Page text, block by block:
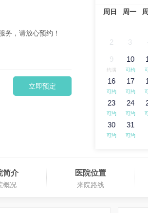
务，请放心预约！
立即预定
周日 周一
2 3
9
约满
10
可约
16
可约
17
可约
23
可约
24
可约
30
可约
31
可约
简介
概况
医院位置
来院路线